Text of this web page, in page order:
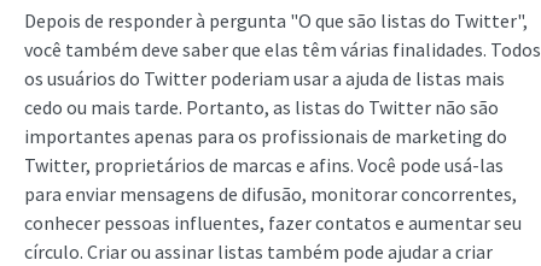
Depois de responder à pergunta "O que são listas do Twitter",
você também deve saber que elas têm várias finalidades. Todos
os usuários do Twitter poderiam usar a ajuda de listas mais
cedo ou mais tarde. Portanto, as listas do Twitter não são
importantes apenas para os profissionais de marketing do
Twitter, proprietários de marcas e afins. Você pode usá-las
para enviar mensagens de difusão, monitorar concorrentes,
conhecer pessoas influentes, fazer contatos e aumentar seu
círculo. Criar ou assinar listas também pode ajudar a criar